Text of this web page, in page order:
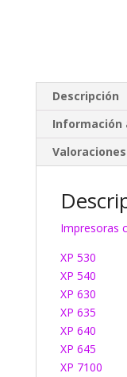
Descripción
Información
Impresoras
XP 530
XP 540
XP 630
XP 635
XP 640
XP 645
XP 7100